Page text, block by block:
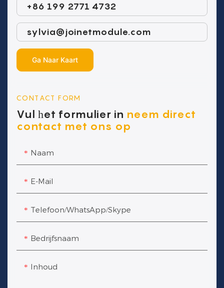
+86 199 2771 4732
sylvia@joinetmodule.com
Ga Naar Kaart
CONTACT FORM
Vul het formulier in neem direct
contact met ons op
Naam
E-Mail
Telefoon/WhatsApp/Skype
Bedrijfsnaam
Inhoud